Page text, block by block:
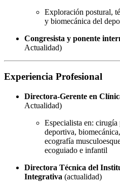
Exploración postural,
y biomecánica del
Congresista y ponente
Actualidad)
Experiencia Profesional
Directora-Gerente en
Actualidad)
Especialista en:
deportiva,
ecografía
ecoguiado e infantil
Directora Técnica del
Integrativa (actualidad)